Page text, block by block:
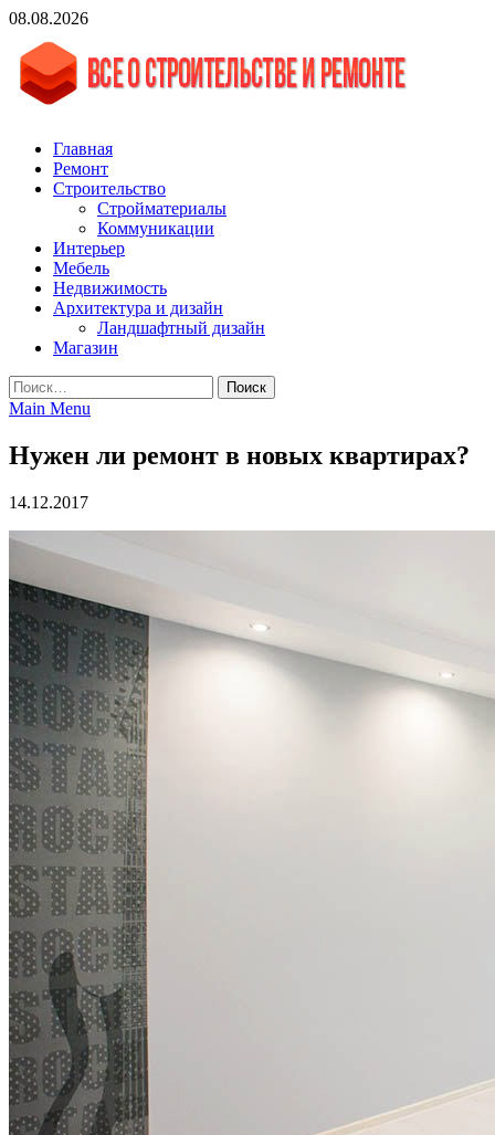
Skip
content
08.08.2026
vgasa.ru
Строительный журнал. Всё о строительстве и ремонтах
Главная
Ремонт
Строительство
Стройматериалы
Коммуникации
Интерьер
Мебель
Недвижимость
Архитектура и дизайн
Ландшафтный дизайн
Магазин
Найти:
Main Menu
Нужен ли ремонт в новых квартирах?
14.12.2017